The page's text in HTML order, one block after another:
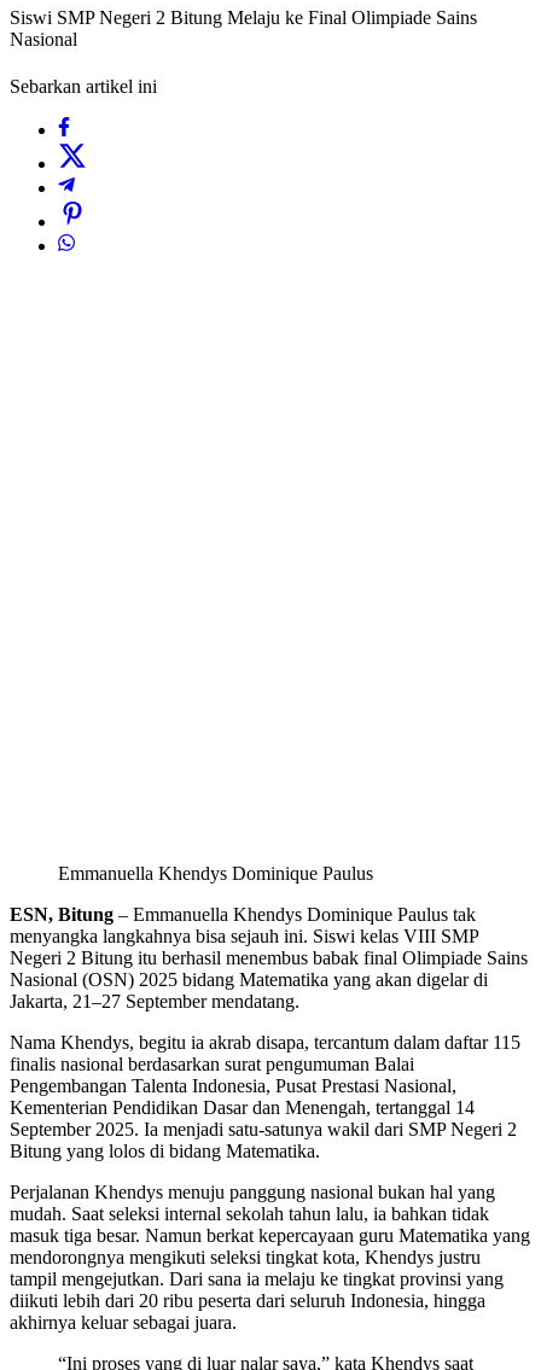
Siswi SMP Negeri 2 Bitung Melaju ke Final Olimpiade Sains
Nasional
Sebarkan artikel ini
Emmanuella Khendys Dominique Paulus
ESN, Bitung – Emmanuella Khendys Dominique Paulus tak
menyangka langkahnya bisa sejauh ini. Siswi kelas VIII SMP
Negeri 2 Bitung itu berhasil menembus babak final Olimpiade Sains
Nasional (OSN) 2025 bidang Matematika yang akan digelar di
Jakarta, 21–27 September mendatang.
Nama Khendys, begitu ia akrab disapa, tercantum dalam daftar 115
finalis nasional berdasarkan surat pengumuman Balai
Pengembangan Talenta Indonesia, Pusat Prestasi Nasional,
Kementerian Pendidikan Dasar dan Menengah, tertanggal 14
September 2025. Ia menjadi satu-satunya wakil dari SMP Negeri 2
Bitung yang lolos di bidang Matematika.
Perjalanan Khendys menuju panggung nasional bukan hal yang
mudah. Saat seleksi internal sekolah tahun lalu, ia bahkan tidak
masuk tiga besar. Namun berkat kepercayaan guru Matematika yang
mendorongnya mengikuti seleksi tingkat kota, Khendys justru
tampil mengejutkan. Dari sana ia melaju ke tingkat provinsi yang
diikuti lebih dari 20 ribu peserta dari seluruh Indonesia, hingga
akhirnya keluar sebagai juara.
“Ini proses yang di luar nalar saya,” kata Khendys saat